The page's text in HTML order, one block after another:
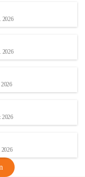
r
S
2026
2026
2026